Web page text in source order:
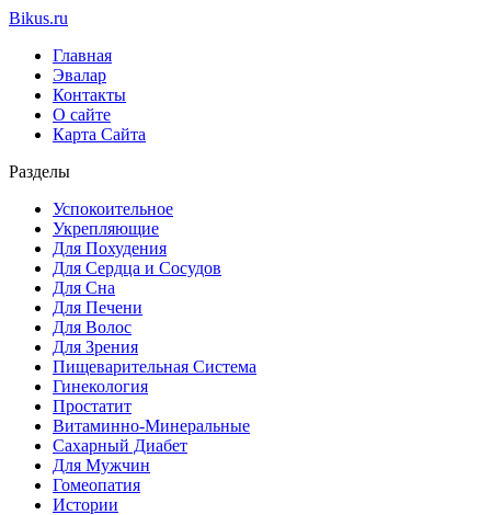
Bikus.ru
Главная
Эвалар
Контакты
О сайте
Карта Сайта
Разделы
Успокоительное
Укрепляющие
Для Похудения
Для Сердца и Сосудов
Для Сна
Для Печени
Для Волос
Для Зрения
Пищеварительная Система
Гинекология
Простатит
Витаминно-Минеральные
Сахарный Диабет
Для Мужчин
Гомеопатия
Истории